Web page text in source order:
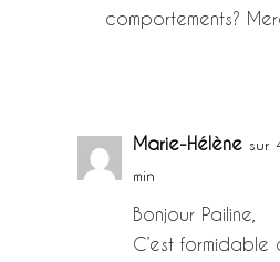
comportements?
Marie-Hélène sur
min
Bonjour Pailine,
C’est